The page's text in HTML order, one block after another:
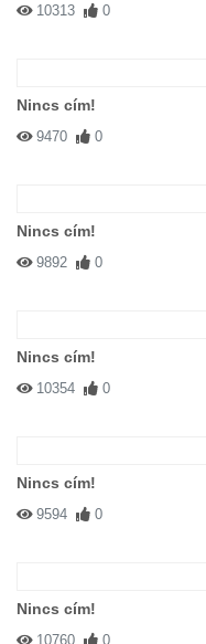
10313 0
Nincs cím!
9470 0
Nincs cím!
9892 0
Nincs cím!
10354 0
Nincs cím!
9594 0
Nincs cím!
10760 0